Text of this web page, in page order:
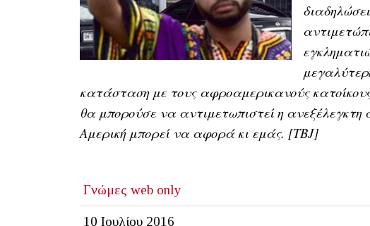
κατάσταση με τους αφροαμερικανούς
θα μπορούσε να αντιμετωπιστεί η ανεξέλεγκτη
Αμερική μπορεί να αφορά κι εμάς. [ΤΒJ]
Γνώμες web only
10 Ιουλίου 2016